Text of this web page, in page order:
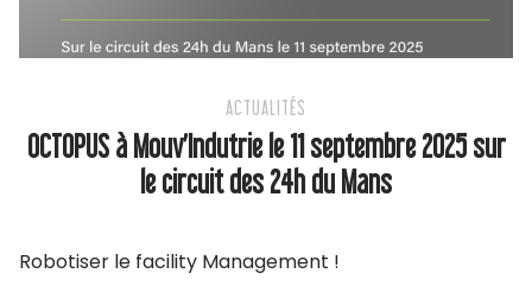
ACTUALITÉS
OCTOPUS à Mouv’Indutrie le 11 septembre 2025 sur
le circuit des 24h du Mans
Robotiser le facility Management !